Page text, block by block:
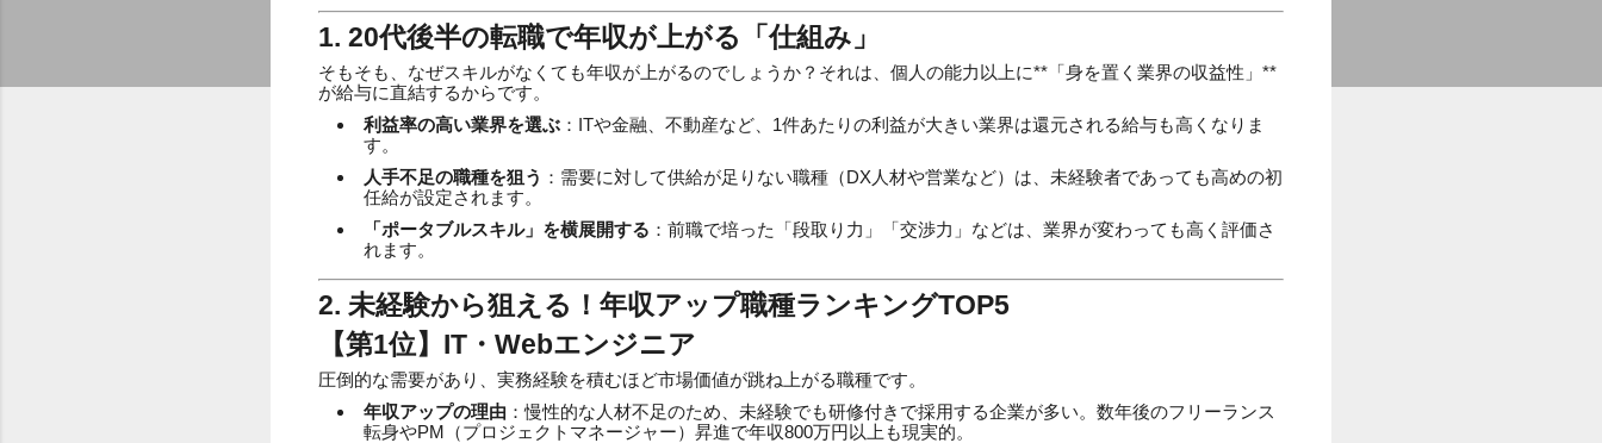
1. 20代後半の転職で年収が上がる「仕組み」
そもそも、なぜスキルがなくても年収が上がるのでしょうか？それは、個人の能力以上に**「身を置く業界の収益性」**
が給与に直結するからです。
利益率の高い業界を選ぶ ：ITや金融、不動産など、1件あたりの利益が大きい業界は還元される給与も高くなりま
す。
人手不足の職種を狙う ：需要に対して供給が足りない職種（DX人材や営業など）は、未経験者であっても高めの初
任給が設定されます。
「ポータブルスキル」を横展開する ：前職で培った「段取り力」「交渉力」などは、業界が変わっても高く評価さ
れます。
2. 未経験から狙える！年収アップ職種ランキングTOP5
【第1位】IT・Webエンジニア
圧倒的な需要があり、実務経験を積むほど市場価値が跳ね上がる職種です。
年収アップの理由 ：慢性的な人材不足のため、未経験でも研修付きで採用する企業が多い。数年後のフリーランス
転身やPM（プロジェクトマネージャー）昇進で年収800万円以上も現実的。